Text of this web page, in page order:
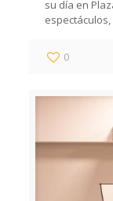
su día en
0